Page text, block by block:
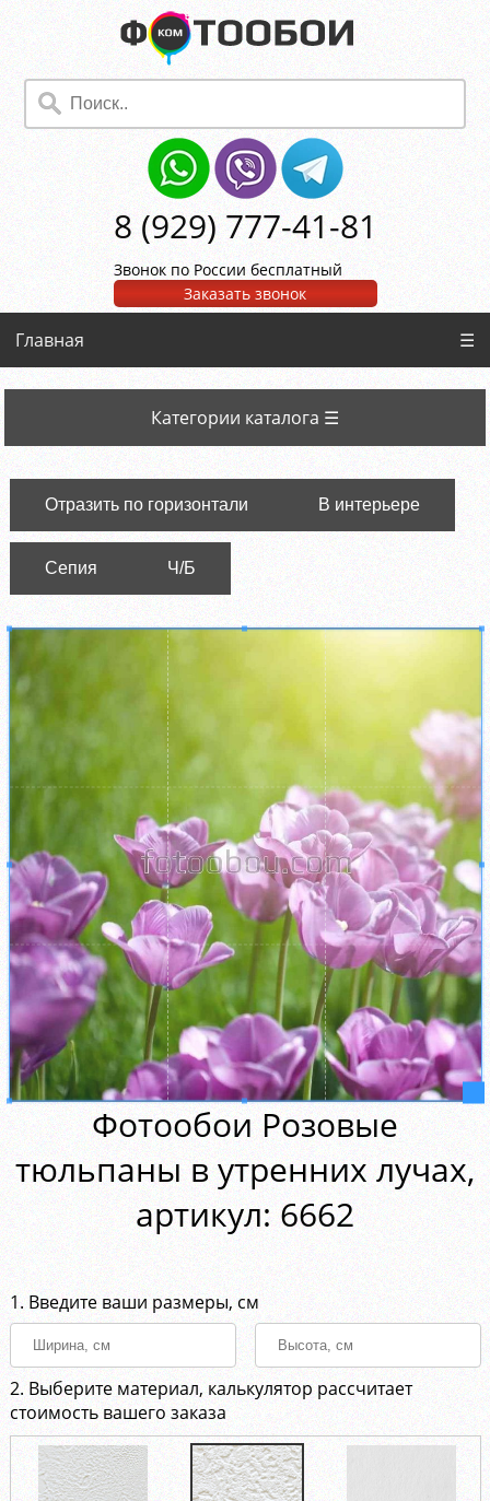
8 (929) 777-41-81
Звонок по России бесплатный
Заказать звонок
Главная ☰
Категории каталога ☰
Отразить по горизонтали В интерьере
Сепия Ч/Б
Фотообои Розовые
тюльпаны в утренних лучах,
aртикул: 6662
1. Введите ваши размеры, см
2. Выберите материал, калькулятор рассчитает
стоимость вашего заказа